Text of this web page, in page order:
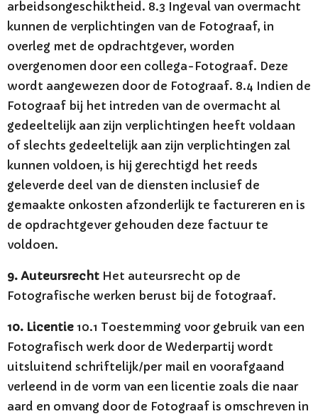
arbeidsongeschiktheid. 8.3 Ingeval van overmacht
kunnen de verplichtingen van de Fotograaf, in
overleg met de opdrachtgever, worden
overgenomen door een collega-Fotograaf. Deze
wordt aangewezen door de Fotograaf. 8.4 Indien de
Fotograaf bij het intreden van de overmacht al
gedeeltelijk aan zijn verplichtingen heeft voldaan
of slechts gedeeltelijk aan zijn verplichtingen zal
kunnen voldoen, is hij gerechtigd het reeds
geleverde deel van de diensten inclusief de
gemaakte onkosten afzonderlijk te factureren en is
de opdrachtgever gehouden deze factuur te
voldoen.
9. Auteursrecht Het auteursrecht op de
Fotografische werken berust bij de fotograaf.
10. Licentie 10.1 Toestemming voor gebruik van een
Fotografisch werk door de Wederpartij wordt
uitsluitend schriftelijk/per mail en voorafgaand
verleend in de vorm van een licentie zoals die naar
aard en omvang door de Fotograaf is omschreven in